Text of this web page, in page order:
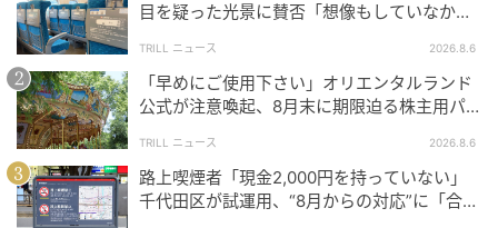
スニダンでは、売買が成立した商品をいったん運営側
で受け取り、専門知識を持つ鑑定士が真贋鑑定と商品
確認を行う仕組みを案内しています。基準を満たした
商品だけが購入者に届けられる流れです。
一方で、偽造品を出品した側については、運営が悪意
のある出品、または偽造品と認識したうえでの販売行
目を疑った光景に賛否「想像もしていなかっ
TRILL ニュース 2026.8.6
「早めにご使用下さい」オリエンタルランド
公式が注意喚起、8月末に期限迫る株主用パ
TRILL ニュース 2026.8.6
路上喫煙者「現金2,000円を持っていない」
千代田区が試運用、“8月からの対応”に「合理